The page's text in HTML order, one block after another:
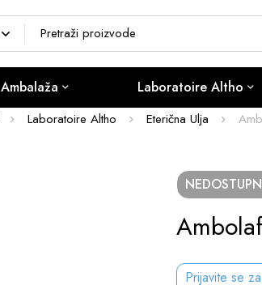
Ambalaža Laboratoire Altho
Laboratoire Altho Eterična Ulja
Prijavite se